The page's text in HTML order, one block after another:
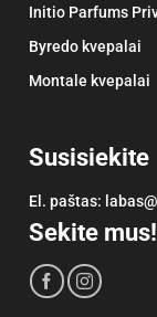
Initio Parfums
Byredo kvepalai
Montale kvepalai
Susisiekite
El. paštas:
Sekite mus!